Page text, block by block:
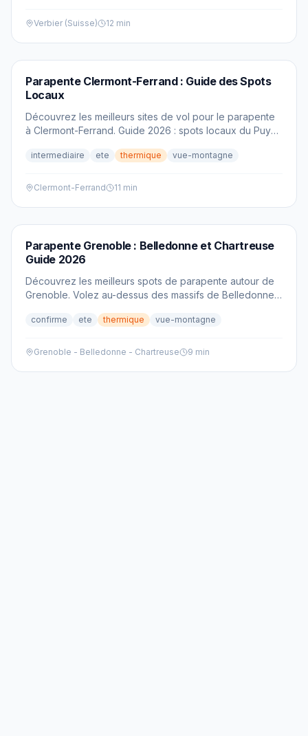
Verbier (Suisse) 12 min
PARAPENTE
Parapente Clermont-Ferrand : Guide des Spots
Locaux
Découvrez les meilleurs sites de vol pour le parapente
à Clermont-Ferrand. Guide 2026 : spots locaux du Puy
intermediaire ete thermique vue-montagne
Clermont-Ferrand 11 min
PARAPENTE
Parapente Grenoble : Belledonne et Chartreuse
Guide 2026
Découvrez les meilleurs spots de parapente autour de
Grenoble. Volez au-dessus des massifs de Belledonne
confirme ete thermique vue-montagne
Grenoble - Belledonne - Chartreuse 9 min